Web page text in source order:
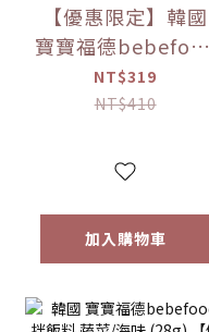
【優惠限定】韓國
寶寶福德bebefood
兒童專用調味海鹽
(120g)
NT$319
NT$410
加入購物車